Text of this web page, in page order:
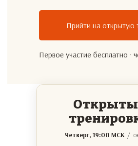
Прийти на открытую
Первое участие бесплатно ·
Четверг, 19:00 МСК /